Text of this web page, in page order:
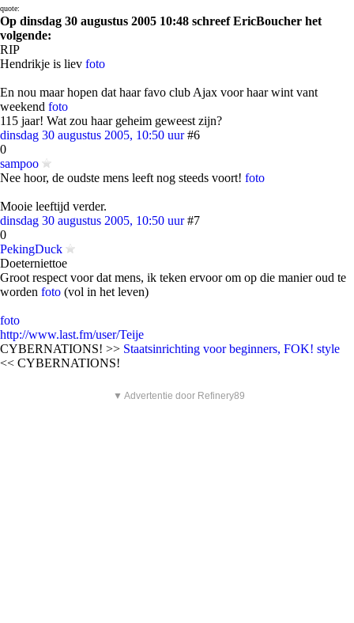
quote:
Op dinsdag 30 augustus 2005 10:48 schreef EricBoucher het
volgende:
RIP
Hendrikje is liev foto
En nou maar hopen dat haar favo club Ajax voor haar wint vant
weekend foto
115 jaar! Wat zou haar geheim geweest zijn?
dinsdag 30 augustus 2005, 10:50 uur #6
0
sampoo
Nee hoor, de oudste mens leeft nog steeds voort! foto
Mooie leeftijd verder.
dinsdag 30 augustus 2005, 10:50 uur #7
0
PekingDuck
Doeterniettoe
Groot respect voor dat mens, ik teken ervoor om op die manier oud te
worden foto (vol in het leven)
foto
http://www.last.fm/user/Teije
CYBERNATIONS! >> Staatsinrichting voor beginners, FOK! style
<< CYBERNATIONS!
▼ Advertentie door Refinery89